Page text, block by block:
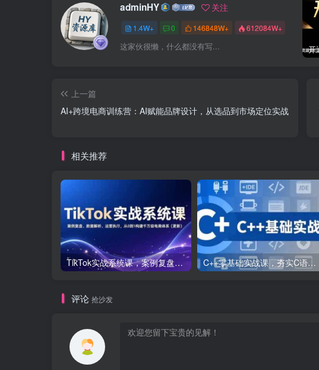
adminHY 关注
1.4W+ 0 146848W+ 612084W+
这家伙很懒，什么都没有写...
上一篇
AI+跨境电商训练营：AI赋能品牌设计，从选品到市场定位实战
相关推荐
TikTok实战系统课，案例复盘、数据解析、运营执行，从0到1构建千万级电商体系（更新） C++零基础实战课，夯实C语言基础、贯穿游戏项目、掌握开发思维，学成可挑战月薪15K+岗位
评论 抢沙发